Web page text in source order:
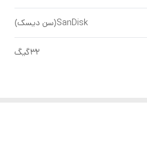
SanDisk(سن دیسک)
32گیگ